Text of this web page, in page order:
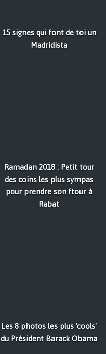
15 signes qui font de toi un
Madridista
Ramadan 2018 : Petit tour
des coins les plus sympas
pour prendre son ftour à
Rabat
Les 8 photos les plus 'cools'
du Président Barack Obama